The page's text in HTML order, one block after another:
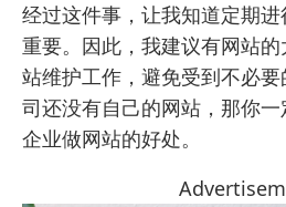
经过这件事，让我知道定期
重要。因此，我建议有网站
站维护工作，避免受到不必
司还没有自己的网站，那你
企业做网站的好处。